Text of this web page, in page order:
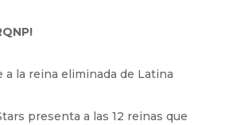
a la reina eliminada de Latina
presenta a las 12 reinas que